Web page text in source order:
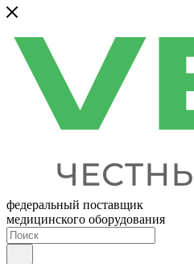
федеральный поставщик
медицинского оборудования